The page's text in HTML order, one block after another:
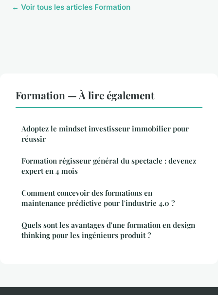
← Voir tous les articles Formation
Formation — À lire également
Adoptez le mindset investisseur immobilier pour
réussir
Formation régisseur général du spectacle : devenez
expert en 4 mois
Comment concevoir des formations en
maintenance prédictive pour l'industrie 4.0 ?
Quels sont les avantages d'une formation en design
thinking pour les ingénieurs produit ?